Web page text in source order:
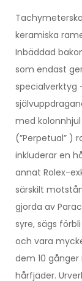
keramiska
Inbäddad
som endast
specialverktyg
med
(”Perpetual” )
inkluderar en
annat Rolex-
särskilt
gjorda av
syre, sägs
och vara
dem 10
hårfjäder.